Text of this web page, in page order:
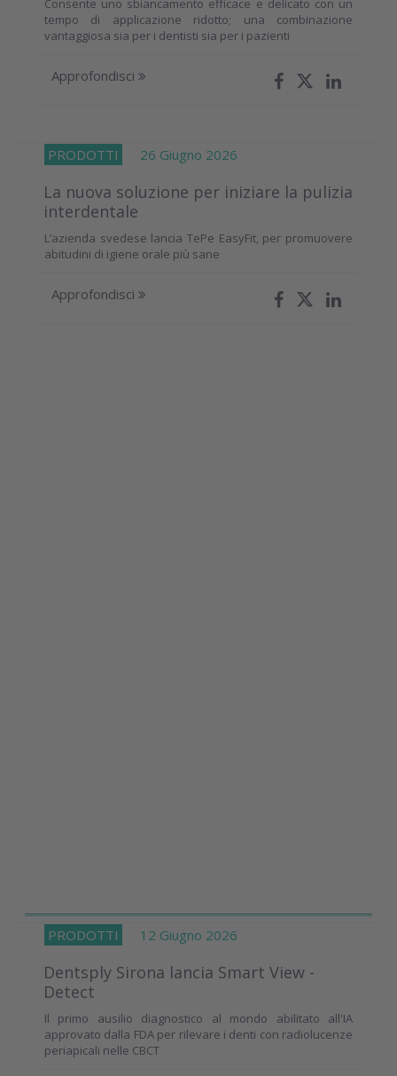
Consente uno sbiancamento efficace e delicato con un
tempo di applicazione ridotto; una combinazione
vantaggiosa sia per i dentisti sia per i pazienti
Approfondisci
PRODOTTI 26 Giugno 2026
La nuova soluzione per iniziare la pulizia
interdentale
L’azienda svedese lancia TePe EasyFit, per promuovere
abitudini di igiene orale più sane
Approfondisci
PRODOTTI 12 Giugno 2026
Dentsply Sirona lancia Smart View -
Detect
Il primo ausilio diagnostico al mondo abilitato all'IA
approvato dalla FDA per rilevare i denti con radiolucenze
periapicali nelle CBCT